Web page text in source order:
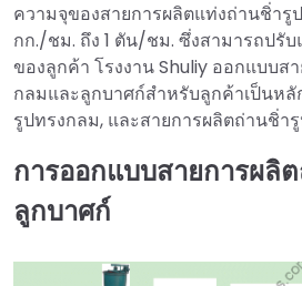
ความจุของสายการผลิตแท่งถ่านชิ่ารู
กก./ชม. ถึง 1 ตัน/ชม. ซึ่งสามารถปรั
ของลูกค้า โรงงาน Shuliy ออกแบบส
กลมและลูกบาศก์สำหรับลูกค้าเป็นหลั
รูปทรงกลม, และสายการผลิตถ่านชิ่า
การออกแบบสายการผลิ
ลูกบาศก์